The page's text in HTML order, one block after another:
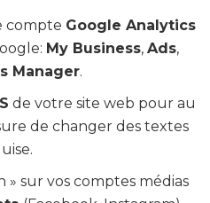
compte Google Analytics
My Business, Ads,
Manager.
de votre site web pour au
de changer des textes
» sur vos comptes médias